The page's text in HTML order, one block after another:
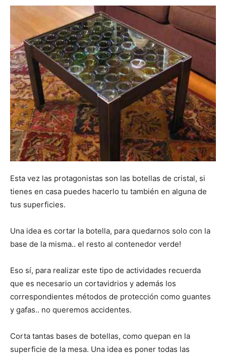
Esta vez las protagonistas son las botellas de cristal, si
tienes en casa puedes hacerlo tu también en alguna de
tus superficies.
Una idea es cortar la botella, para quedarnos solo con la
base de la misma.. el resto al contenedor verde!
Eso sí, para realizar este tipo de actividades recuerda
que es necesario un cortavidrios y además los
correspondientes métodos de protección como guantes
y gafas.. no queremos accidentes.
Corta tantas bases de botellas, como quepan en la
superficie de la mesa. Una idea es poner todas las